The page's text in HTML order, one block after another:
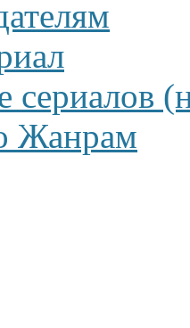
сериалов
Жанрам